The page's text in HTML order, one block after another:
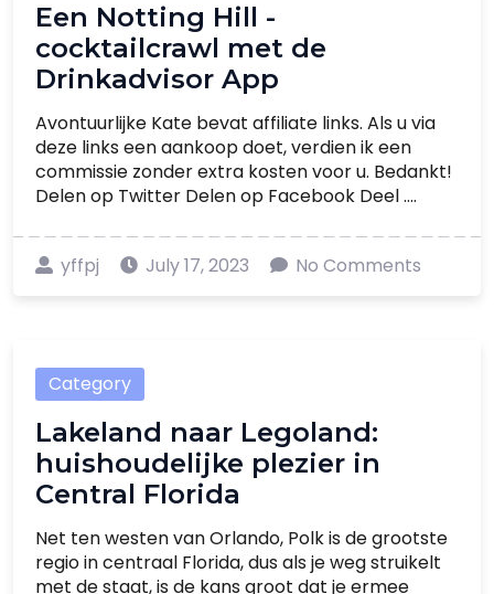
Een Notting Hill -
cocktailcrawl met de
Drinkadvisor App
Avontuurlijke Kate bevat affiliate links. Als u via
deze links een aankoop doet, verdien ik een
commissie zonder extra kosten voor u. Bedankt!
Delen op Twitter Delen op Facebook Deel ....
yffpj July 17, 2023 No Comments
Category
Lakeland naar Legoland:
huishoudelijke plezier in
Central Florida
Net ten westen van Orlando, Polk is de grootste
regio in centraal Florida, dus als je weg struikelt
met de staat, is de kans groot dat je ermee